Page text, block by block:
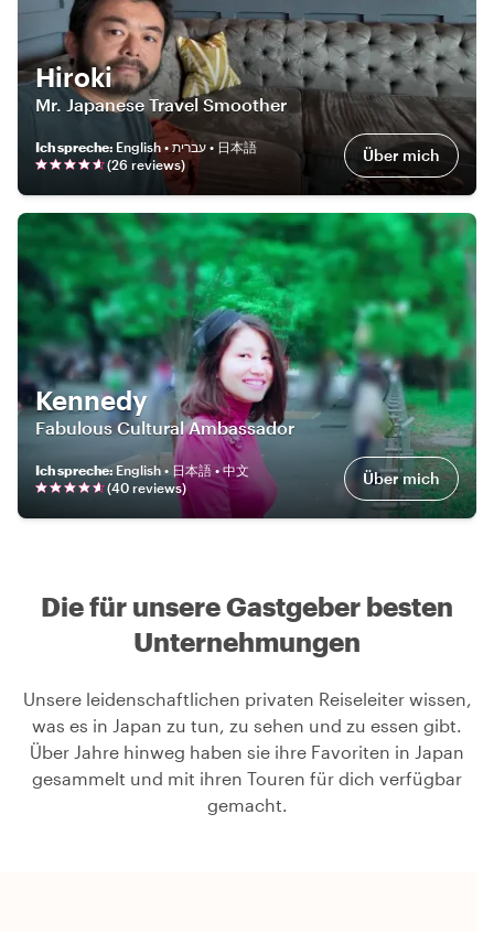
Hiroki
Mr. Japanese Travel Smoother
Ich spreche:
English • עברית • 日本語
(26 reviews) Über mich
Kennedy
Fabulous Cultural Ambassador
Ich spreche: English • 日本語 • 中文
(40 reviews) Über mich
Die für unsere Gastgeber besten
Unternehmungen
Unsere leidenschaftlichen privaten Reiseleiter wissen,
was es in Japan zu tun, zu sehen und zu essen gibt.
Über Jahre hinweg haben sie ihre Favoriten in Japan
gesammelt und mit ihren Touren für dich verfügbar
gemacht.